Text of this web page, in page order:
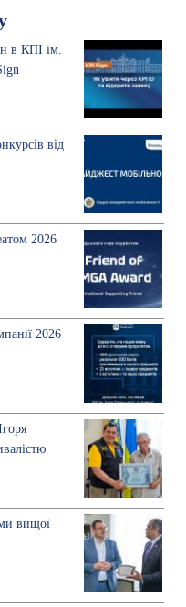
в КПІ ім.
від
2026
2026
вищої